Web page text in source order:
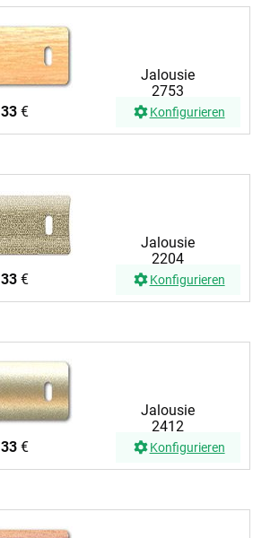
Jalousie
2753
33€ Konfigurieren
Jalousie
2204
33€ Konfigurieren
Jalousie
2412
33€ Konfigurieren